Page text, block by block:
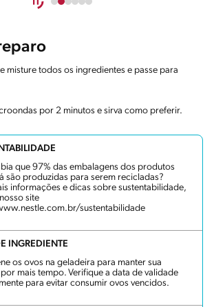
misture todos os ingredientes e passe para
por 2 minutos e sirva como preferir.
que 97% das embalagens dos produtos
são produzidas para serem recicladas?
informações e dicas sobre sustentabilidade,
site
sustentabilidade
INGREDIENTE
os ovos na geladeira para manter sua
mais tempo. Verifique a data de validade
para evitar consumir ovos vencidos.